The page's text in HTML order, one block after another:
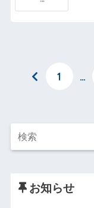
1 …
お知らせ